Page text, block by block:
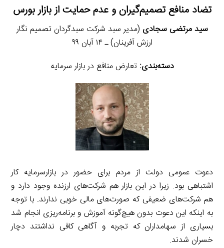
تضاد منافع تصمیم‌گیران و عدم حمایت از بازار بورس
سید مرتضی سجادی (مدیر سبد شرکت سبدگردان تصمیم نگار
ارزش آفرینان) ـ ۱۴ آبان ۹۹
دسته‌بندی: تعارض منافع در بازار سرمایه
دعوت عمومی دولت از مردم برای حضور در بازارسرمایه کار
اشتباهی بود. زیرا در این بازار هم شرکت‌های ارزنده وجود دارد و
هم شرکت‌های ضعیفی که صورت‌های مالی خوبی ندارند. با توجه
به اینکه این دعوت بدون هیچ‌گونه آموزش و برنامه‌ریزی انجام شد
بسیاری از سهامداران که تجربه و آگاهی کافی نداشتند دچار
خسران شدند.